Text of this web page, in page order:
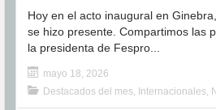
Hoy en el acto inaugural en
se hizo presente. Compartimos las
la presidenta de Fespro...
mayo 18, 2026
Destacados del mes, Internacionales,